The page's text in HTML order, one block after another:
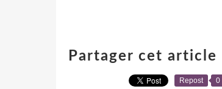
Partager cet article
Repost 0